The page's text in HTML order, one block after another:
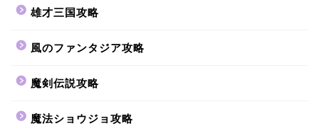
雄才三国攻略
風のファンタジア攻略
魔剣伝説攻略
魔法ショウジョ攻略